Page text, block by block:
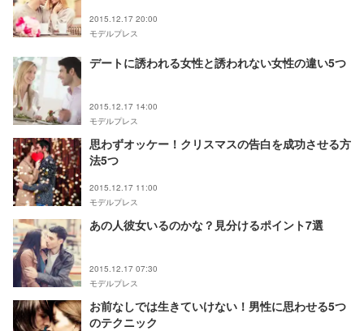
2015.12.17 20:00
モデルプレス
デートに誘われる女性と誘われない女性の違い5つ
2015.12.17 14:00
モデルプレス
思わずオッケー！クリスマスの告白を成功させる方
法5つ
2015.12.17 11:00
モデルプレス
あの人彼女いるのかな？見分けるポイント7選
2015.12.17 07:30
モデルプレス
お前なしでは生きていけない！男性に思わせる5つ
のテクニック